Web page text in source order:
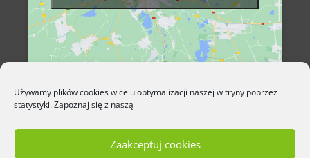
Używamy plików cookies w celu optymalizacji naszej witryny poprzez
statystyki. Zapoznaj się z naszą
Zaakceptuj cookies